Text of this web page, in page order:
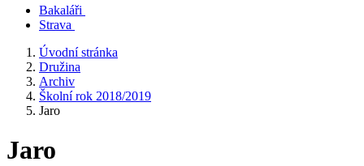
Bakaláři
Strava
Úvodní stránka
Družina
Archiv
Školní rok 2018/2019
Jaro
Jaro